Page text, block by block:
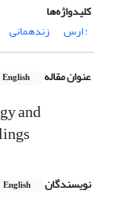
کلیدواژه‌ها
: ارس
زنده‏مانی
عنوان مقاله English
and
نویسندگان English